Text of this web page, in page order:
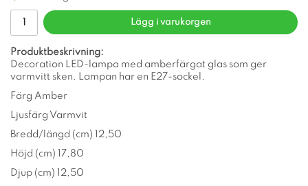
Lägg i varukorgen
Produktbeskrivning:
Decoration LED-lampa med amberfärgat glas som ger
varmvitt sken. Lampan har en E27-sockel.
Färg Amber
Ljusfärg Varmvit
Bredd/längd (cm) 12,50
Höjd (cm) 17,80
Djup (cm) 12,50